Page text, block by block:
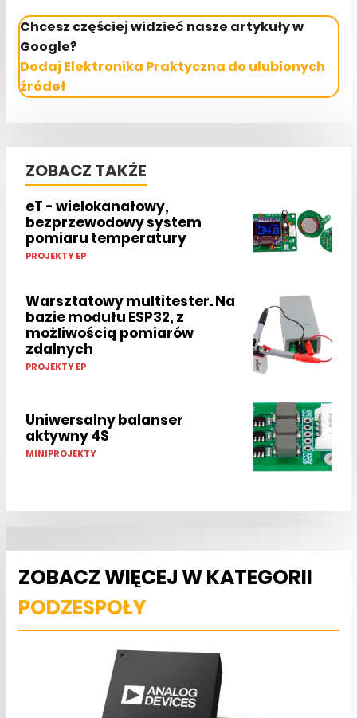
Chcesz częściej widzieć nasze artykuły w
Google?
Dodaj Elektronika Praktyczna do ulubionych
źródeł
ZOBACZ TAKŻE
eT - wielokanałowy,
bezprzewodowy system
pomiaru temperatury
PROJEKTY EP
Warsztatowy multitester. Na
bazie modułu ESP32, z
możliwością pomiarów
zdalnych
PROJEKTY EP
Uniwersalny balanser
aktywny 4S
MINIPROJEKTY
ZOBACZ WIĘCEJ W KATEGORII
PODZESPOŁY